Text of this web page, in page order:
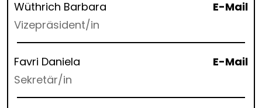
Wüthrich Barbara
E-Mail
Vizepräsident/in
Favri Daniela
E-Mail
Sekretär/in